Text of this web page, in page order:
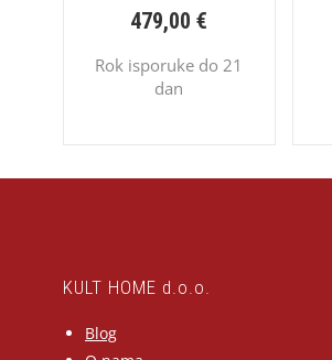
479,00€
Rok isporuke do 21
dan
KULT HOME d.o.o.
Blog